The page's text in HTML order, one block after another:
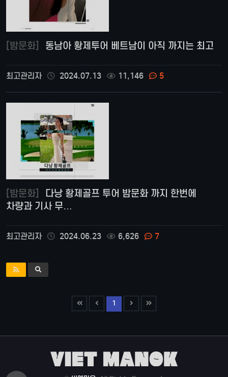
[밤문화] 동남아 황제투어 베트남이 아직 까지는 최고
최고관리자 2024.07.13 11,146 5
[밤문화]
차량과 기사 무…
최고관리자 2024.06.23 6,626 7
1